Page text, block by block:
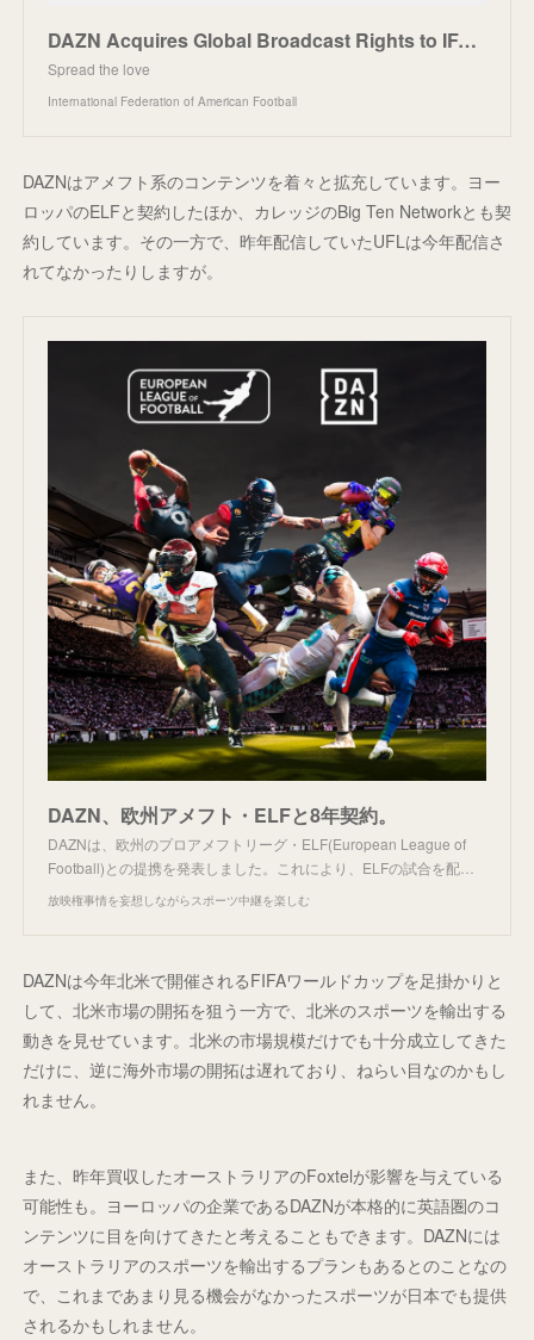
DAZN Acquires Global Broadcast Rights to IFAF Competitions - International Federation of American Fo
Spread the love
International Federation of American Football
DAZNはアメフト系のコンテンツを着々と拡充しています。ヨー
ロッパのELFと契約したほか、カレッジのBig Ten Networkとも契
約しています。その一方で、昨年配信していたUFLは今年配信さ
れてなかったりしますが。
DAZN、欧州アメフト・ELFと8年契約。
DAZNは、欧州のプロアメフトリーグ・ELF(European League of
Football)との提携を発表しました。これにより、ELFの試合を配…
放映権事情を妄想しながらスポーツ中継を楽しむ
DAZNは今年北米で開催されるFIFAワールドカップを足掛かりと
して、北米市場の開拓を狙う一方で、北米のスポーツを輸出する
動きを見せています。北米の市場規模だけでも十分成立してきた
だけに、逆に海外市場の開拓は遅れており、ねらい目なのかもし
れません。
また、昨年買収したオーストラリアのFoxtelが影響を与えている
可能性も。ヨーロッパの企業であるDAZNが本格的に英語圏のコ
ンテンツに目を向けてきたと考えることもできます。DAZNには
オーストラリアのスポーツを輸出するプランもあるとのことなの
で、これまであまり見る機会がなかったスポーツが日本でも提供
されるかもしれません。